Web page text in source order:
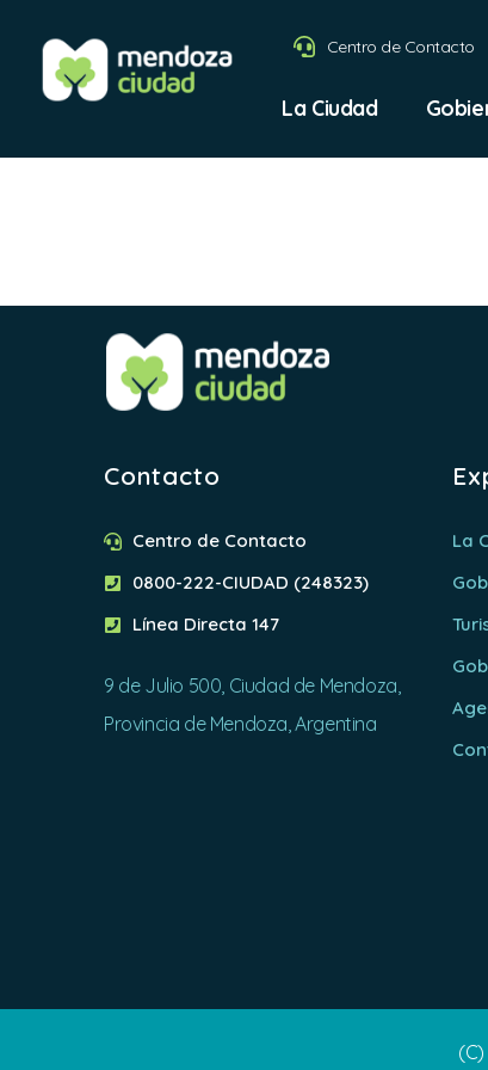
Centro de Contacto
La Ciudad
Contacto
Centro de Contacto
0800-222-CIUDAD (248323)
Línea Directa 147
9 de Julio 500, Ciudad de Mendoza,
Provincia de Mendoza, Argentina
La